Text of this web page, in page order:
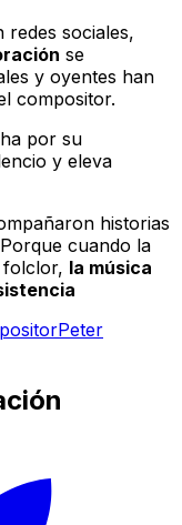
redes sociales,
se
y oyentes han
compositor.
por su
y eleva
historias
cuando la
folclor, la música
Peter